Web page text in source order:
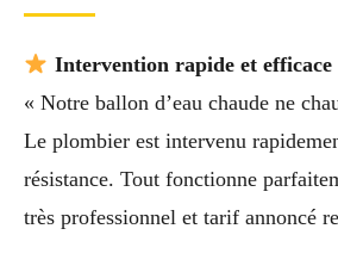
Intervention rapide et efficace
« Notre ballon d’eau chaude ne
Le plombier est intervenu
résistance. Tout fonctionne
très professionnel et tarif annoncé